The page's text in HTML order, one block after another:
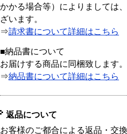
かかる場合等）によりましては
ざいます。
⇒請求書について詳細はこちら
■納品書について
お届けする商品に同梱致します。
⇒納品書について詳細はこちら
返品について
お客様のご都合による返品・交